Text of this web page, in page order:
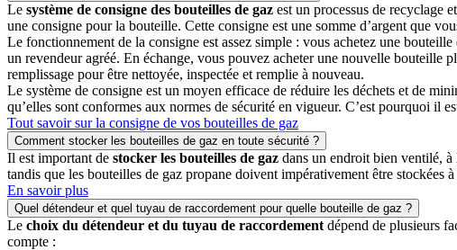
Le système de consigne des bouteilles de gaz est un processus de recyclage
une consigne pour la bouteille. Cette consigne est une somme d’argent que
Le fonctionnement de la consigne est assez simple : vous achetez une
un revendeur agréé. En échange, vous pouvez acheter une nouvelle bouteille
remplissage pour être nettoyée, inspectée et remplie à nouveau.
Le système de consigne est un moyen efficace de réduire les déchets et de
qu’elles sont conformes aux normes de sécurité en vigueur. C’est pourquoi il
Tout savoir sur la consigne de vos bouteilles de gaz
Comment stocker les bouteilles de gaz en toute sécurité ?
Il est important de stocker les bouteilles de gaz dans un endroit bien ventilé, à
tandis que les bouteilles de gaz propane doivent impérativement être stockées à
En savoir plus
Quel détendeur et quel tuyau de raccordement pour quelle bouteille de gaz ?
Le choix du détendeur et du tuyau de raccordement dépend de plusieurs
compte :